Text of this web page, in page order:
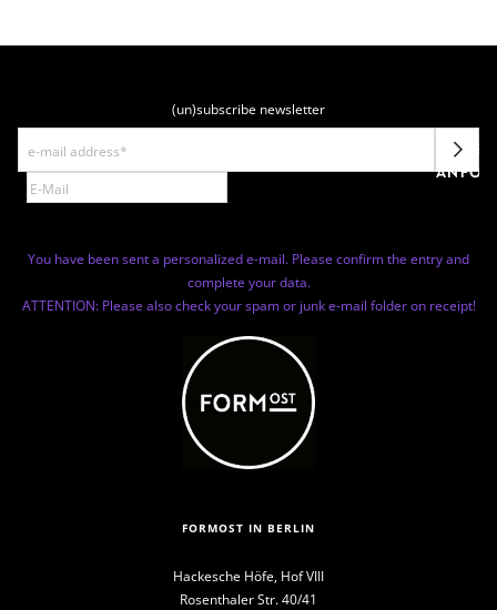
(un)subscribe newsletter
You have been sent a personalized e-mail. Please confirm the entry and
complete your data.
ATTENTION: Please also check your spam or junk e-mail folder on receipt!
FORMOST IN BERLIN
Hackesche Höfe, Hof VIII
Rosenthaler Str. 40/41